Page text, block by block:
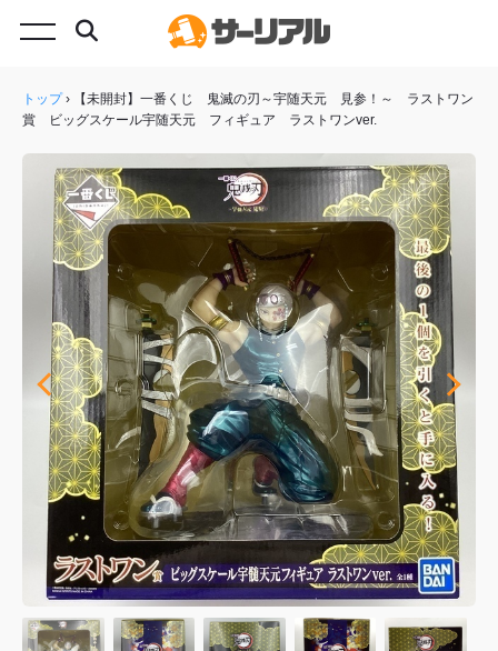
トップ›
【未開封】一番くじ 鬼滅の刃～宇随天元 見参！～ ラストワン
賞 ビッグスケール宇随天元 フィギュア ラストワンver.